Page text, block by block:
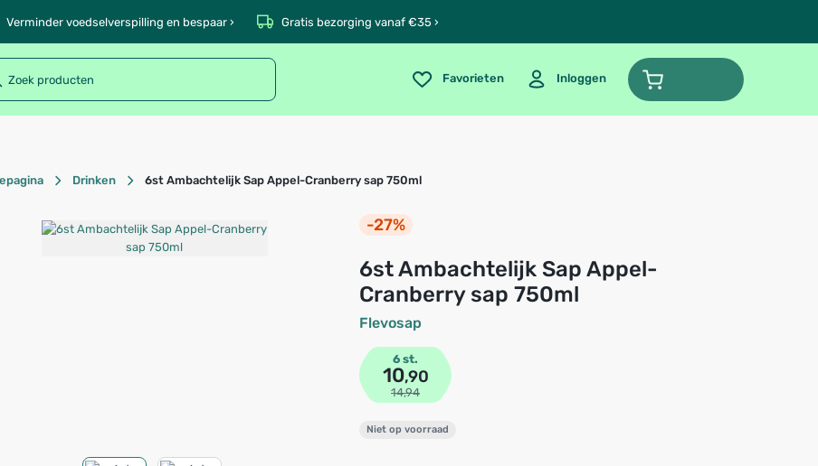
Verminder voedselverspilling en bespaar › Gratis bezorging vanaf €35 ›
Favorieten Inloggen
Drinken 6st Ambachtelijk Sap Appel-Cranberry sap 750ml
-27%
6st Ambachtelijk Sap Appel-
Cranberry sap 750ml
Flevosap
6 st.
10,90
14,94
Niet op voorraad